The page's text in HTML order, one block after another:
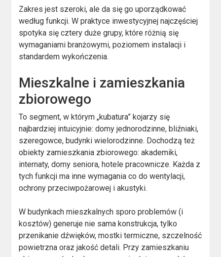
Zakres jest szeroki, ale da się go uporządkować
według funkcji. W praktyce inwestycyjnej najczęściej
spotyka się cztery duże grupy, które różnią się
wymaganiami branżowymi, poziomem instalacji i
standardem wykończenia.
Mieszkalne i zamieszkania
zbiorowego
To segment, w którym „kubatura” kojarzy się
najbardziej intuicyjnie: domy jednorodzinne, bliźniaki,
szeregowce, budynki wielorodzinne. Dochodzą też
obiekty zamieszkania zbiorowego: akademiki,
internaty, domy seniora, hotele pracownicze. Każda z
tych funkcji ma inne wymagania co do wentylacji,
ochrony przeciwpożarowej i akustyki.
W budynkach mieszkalnych sporo problemów (i
kosztów) generuje nie sama konstrukcja, tylko
przenikanie dźwięków, mostki termiczne, szczelność
powietrzna oraz jakość detali. Przy zamieszkaniu